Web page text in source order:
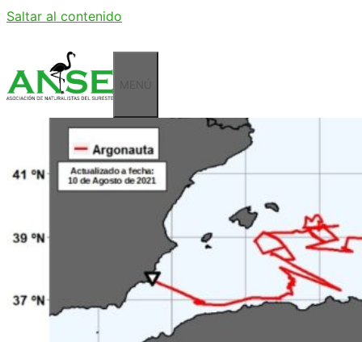
Saltar al contenido